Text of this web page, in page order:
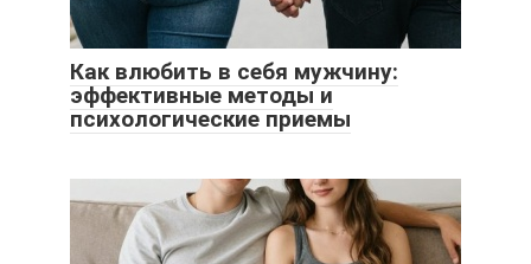
Как влюбить в себя мужчину:
эффективные методы и
психологические приемы